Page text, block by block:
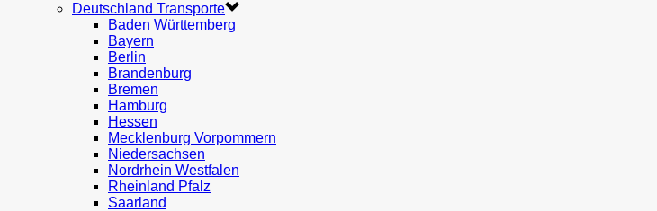
Deutschland Transporte
Baden Württemberg
Bayern
Berlin
Brandenburg
Bremen
Hamburg
Hessen
Mecklenburg Vorpommern
Niedersachsen
Nordrhein Westfalen
Rheinland Pfalz
Saarland